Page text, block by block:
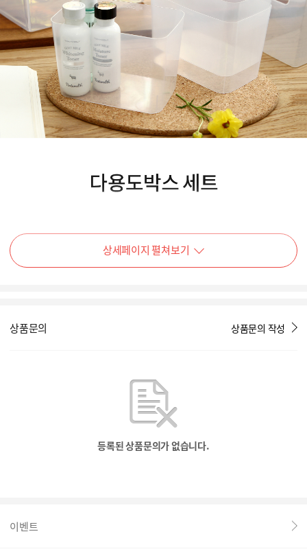
상세페이지 펼쳐보기
상품문의 상품문의 작성
등록된 상품문의가 없습니다.
이벤트